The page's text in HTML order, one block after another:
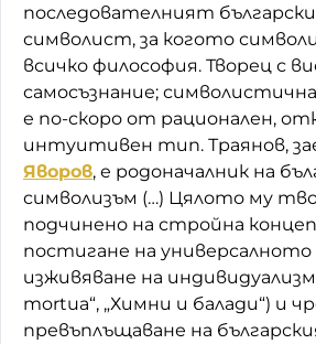
последователният
символист, за когото
всичко философия. Творец с
самосъзнание;
е по-скоро от рационален,
интуитивен тип. Траянов,
Яворов, е родоначалник на
символизъм (…) Цялото му
подчинено на стройна
постигане на
изживяване на
mortua“, „Химни и балади“) и
превъплъщаване на